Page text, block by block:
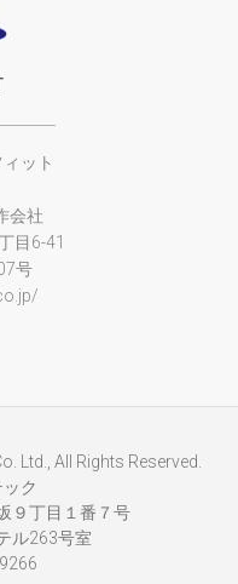
ット
会社
目6-41
号
Ltd., All Rights Reserved.
ック
９丁目１番７号
ル263号室